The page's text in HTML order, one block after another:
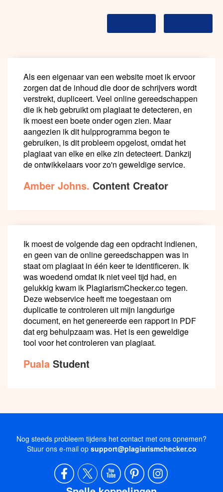
Als een eigenaar van een website moet ik ervoor
zorgen dat de inhoud die door de schrijvers wordt
verstrekt, dupliceert. Veel online gereedschappen
die ik heb gebruikt om plagiaat te detecteren, en
ik moest een boete onder ogen zien. Maar
aangezien ik dit hulpprogramma begon te
gebruiken, is dit probleem opgelost, omdat het
plagiaat van elke en elke zin detecteert. Dankzij
de ontwikkelaars voor zo'n geweldige service.
Amber Johns. Content Creator
Ik moest de volgende dag een opdracht indienen,
en geen van de online gereedschappen was in
staat om plagiaat in één keer te identificeren. Ik
was woedend omdat ik niet veel tijd had, en
gelukkig kwam ik PlagiarismChecker.co tegen.
Deze webservice heeft me toegestaan om
duplicatie te controleren uit mijn langdurige
document, en het genereerde een rapport in PDF
dat erg behulpzaam was. Het is een geweldige
tool voor het controleren van plagiaat.
Puala Student
Nog steeds probleem tijdens het contact met ons opnemen?
Stuur ons e-mail op support@plagiarismchecker.co